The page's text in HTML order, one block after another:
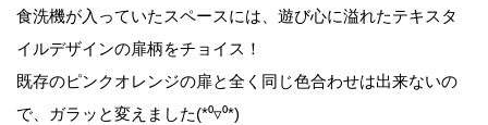
食洗機が入っていたスペースには、遊び心に溢れたテキスタ
イルデザインの扉柄をチョイス！
既存のピンクオレンジの扉と全く同じ色合わせは出来ないの
で、ガラッと変えました(*⁰▿⁰*)